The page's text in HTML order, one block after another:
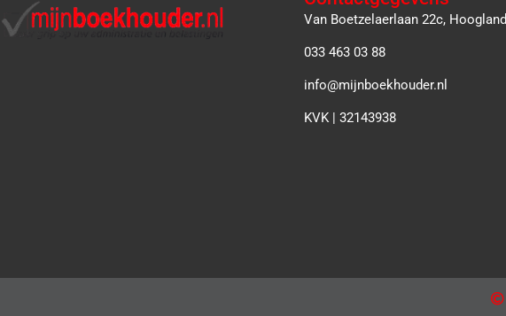
Van Boetzelaerlaan 22c, Hoogland
033 463 03 88
info@mijnboekhouder.nl
KVK | 32143938